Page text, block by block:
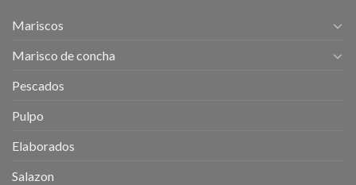
Mariscos
Marisco de concha
Pescados
Pulpo
Elaborados
Salazon